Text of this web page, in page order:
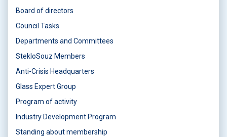
Board of directors
Council Tasks
Departments and Committees
StekloSouz Members
Anti-Crisis Headquarters
Glass Expert Group
Program of activity
Industry Development Program
Standing about membership